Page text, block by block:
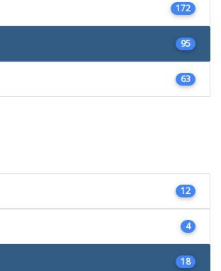
172
95
63
12
4
18